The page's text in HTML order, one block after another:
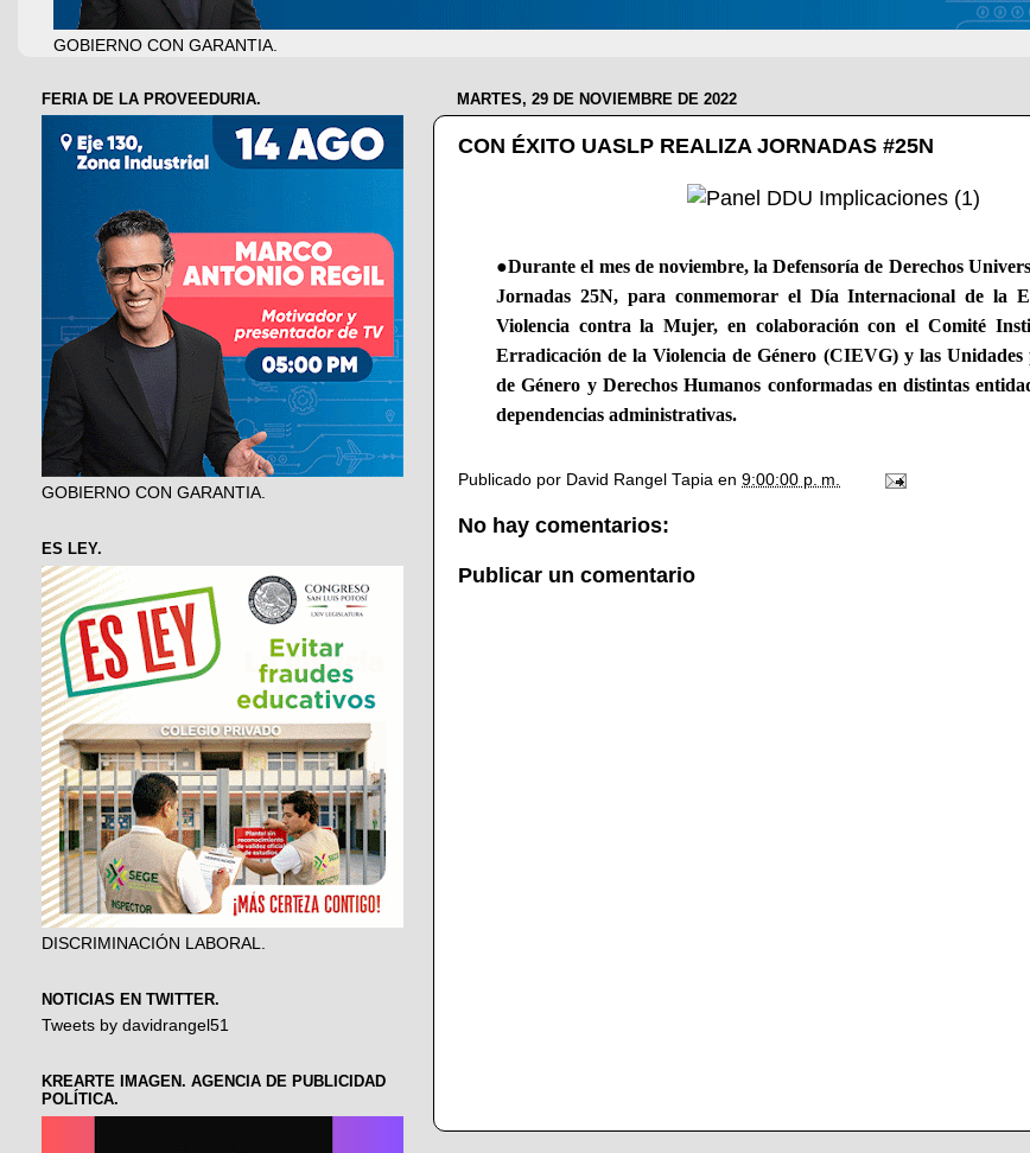
GOBIERNO CON GARANTIA.
MARTES, 29 DE NOVIEMBRE DE 2022
CON ÉXITO UASLP REALIZA JORNADAS #25N
●Durante el mes de noviembre, la Defensoría de Derechos
Jornadas 25N, para conmemorar el Día Internacional de la
Violencia contra la Mujer, en colaboración con el Comité
Erradicación de la Violencia de Género (CIEVG) y las
de Género y Derechos Humanos conformadas en distintas
dependencias administrativas.
Publicado por David Rangel Tapia en 9:00:00 p. m.
No hay comentarios:
Publicar un comentario
FERIA DE LA PROVEEDURIA.
GOBIERNO CON GARANTIA.
ES LEY.
DISCRIMINACIÓN LABORAL.
NOTICIAS EN TWITTER.
Tweets by davidrangel51
KREARTE IMAGEN. AGENCIA DE PUBLICIDAD
POLÍTICA.